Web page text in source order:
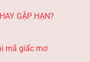
GẶP HẠN?
mã giấc mơ